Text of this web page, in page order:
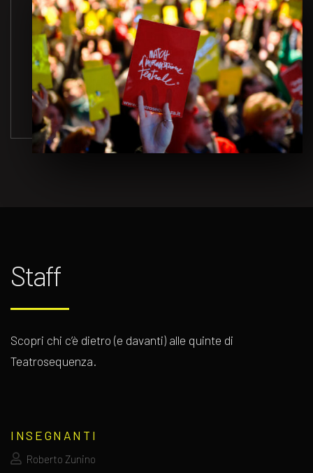
Staff
Scopri chi c’è dietro (e davanti) alle quinte di
Teatrosequenza.
INSEGNANTI
Roberto Zunino